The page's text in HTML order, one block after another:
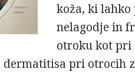
koža, ki lahko
nelagodje in
otroku kot pri
pri otrocih